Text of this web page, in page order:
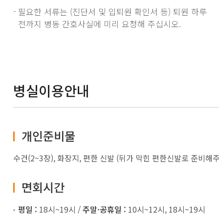
필요한 서류는 (진단서 및 입퇴원 확인서 등) 퇴원 하루
전까지 병동 간호사실에 미리 요청해 주십시오.
병실이용안내
개인준비물
수건(2~3장), 화장지, 편한 신발 (뒤가 막힌 편한신발로 준비해
면회시간
평일 : 18시~19시 /주말·공휴일 : 10시~12시, 18시~19시